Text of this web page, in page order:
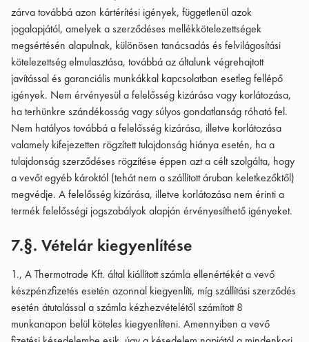
zárva továbbá azon kártérítési igények, függetlenül azok
jogalapjától, amelyek a szerződéses mellékkötelezettségek
megsértésén alapulnak, különösen tanácsadás és felvilágosítási
kötelezettség elmulasztása, továbbá az általunk végrehajtott
javítással és garanciális munkákkal kapcsolatban esetleg fellépő
igények. Nem érvényesül a felelősség kizárása vagy korlátozása,
ha terhünkre szándékosság vagy súlyos gondatlanság róható fel.
Nem hatályos továbbá a felelősség kizárása, illetve korlátozása
valamely kifejezetten rögzített tulajdonság hiánya esetén, ha a
tulajdonság szerződéses rögzítése éppen azt a célt szolgálta, hogy
a vevőt egyéb károktól (tehát nem a szállított áruban keletkezőktől)
megvédje. A felelősség kizárása, illetve korlátozása nem érinti a
termék felelősségi jogszabályok alapján érvényesíthető igényeket.
7.§. Vételár kiegyenlítése
1., A Thermotrade Kft. által kiállított számla ellenértékét a vevő
készpénzfizetés esetén azonnal kiegyenlíti, míg szállítási szerződés
esetén átutalással a számla kézhezvételétől számított 8
munkanapon belül köteles kiegyenlíteni. Amennyiben a vevő